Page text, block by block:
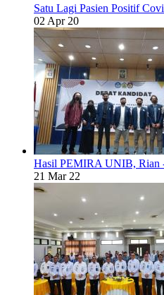
Satu Lagi Pasien Positif
02 Apr 20
Hasil PEMIRA UNIB, Rian
21 Mar 22